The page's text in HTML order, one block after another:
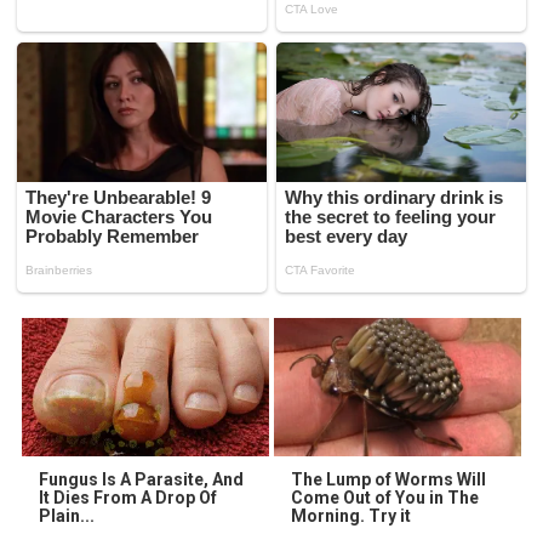
Fungus Is A Parasite, And
It Dies From A Drop Of
Plain...
The Lump of Worms Will
Come Out of You in The
Morning. Try it